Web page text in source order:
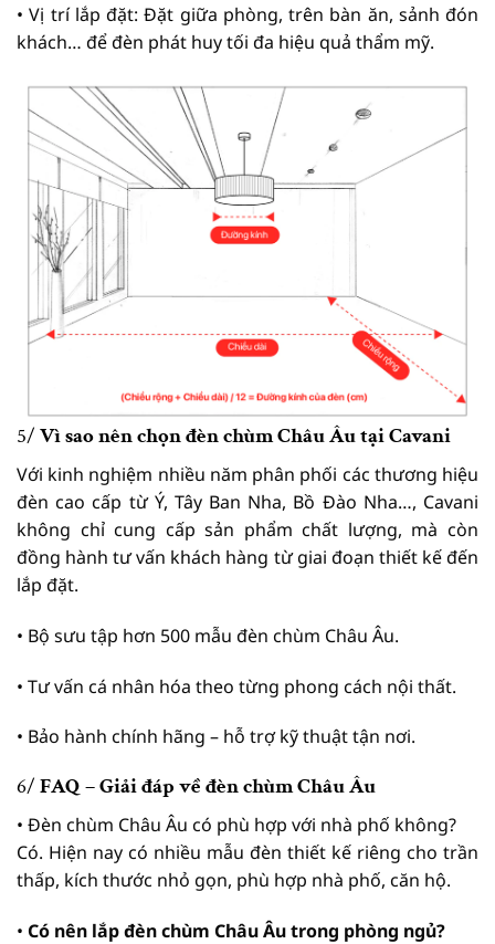
• Vị trí lắp đặt: Đặt giữa phòng, trên bàn ăn, sảnh đón
khách… để đèn phát huy tối đa hiệu quả thẩm mỹ.
5/ Vì sao nên chọn đèn chùm Châu Âu tại Cavani
Với kinh nghiệm nhiều năm phân phối các thương hiệu
đèn cao cấp từ Ý, Tây Ban Nha, Bồ Đào Nha…, Cavani
không chỉ cung cấp sản phẩm chất lượng, mà còn
đồng hành tư vấn khách hàng từ giai đoạn thiết kế đến
lắp đặt.
• Bộ sưu tập hơn 500 mẫu đèn chùm Châu Âu.
• Tư vấn cá nhân hóa theo từng phong cách nội thất.
• Bảo hành chính hãng – hỗ trợ kỹ thuật tận nơi.
6/ FAQ – Giải đáp về đèn chùm Châu Âu
• Đèn chùm Châu Âu có phù hợp với nhà phố không?
Có. Hiện nay có nhiều mẫu đèn thiết kế riêng cho trần
thấp, kích thước nhỏ gọn, phù hợp nhà phố, căn hộ.
• Có nên lắp đèn chùm Châu Âu trong phòng ngủ?